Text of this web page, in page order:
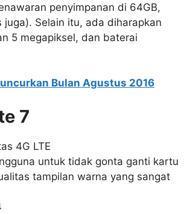
penyimpanan di 64GB,
juga). Selain itu, ada diharapkan
5 megapiksel, dan baterai
Bulan Agustus 2016
7
4G LTE
untuk tidak gonta ganti kartu
tampilan warna yang sangat